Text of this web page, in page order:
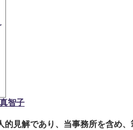
智子
的見解であり、当事務所を含め